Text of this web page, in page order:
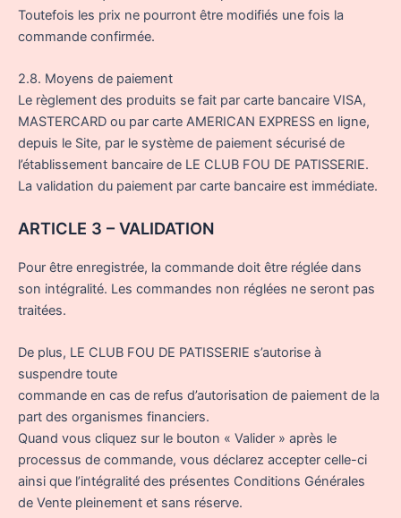
Toutefois les prix ne pourront être modifiés une fois la
commande confirmée.
2.8. Moyens de paiement
Le règlement des produits se fait par carte bancaire VISA,
MASTERCARD ou par carte AMERICAN EXPRESS en ligne,
depuis le Site, par le système de paiement sécurisé de
l’établissement bancaire de LE CLUB FOU DE PATISSERIE.
La validation du paiement par carte bancaire est immédiate.
ARTICLE 3 – VALIDATION
Pour être enregistrée, la commande doit être réglée dans
son intégralité. Les commandes non réglées ne seront pas
traitées.
De plus, LE CLUB FOU DE PATISSERIE s’autorise à
suspendre toute
commande en cas de refus d’autorisation de paiement de la
part des organismes financiers.
Quand vous cliquez sur le bouton « Valider » après le
processus de commande, vous déclarez accepter celle-ci
ainsi que l’intégralité des présentes Conditions Générales
de Vente pleinement et sans réserve.